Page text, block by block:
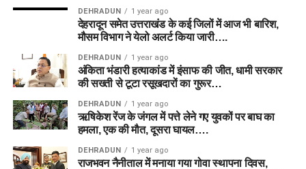
DEHRADUN 1 year ago
देहरादून समेत उत्तराखंड के कई जिलों में आज भी बारिश,
मौसम विभाग ने येलो अलर्ट किया जारी….
DEHRADUN 1 year ago
अंकिता भंडारी हत्याकांड में इंसाफ की जीत, धामी सरकार
की सख्ती से टूटा रसूखदारों का गुरूर…
DEHRADUN 1 year ago
ऋषिकेश रेंज के जंगल में पत्ते लेने गए युवकों पर बाघ का
हमला, एक की मौत, दूसरा घायल….
DEHRADUN 1 year ago
राजभवन नैनीताल में मनाया गया गोवा स्थापना दिवस,